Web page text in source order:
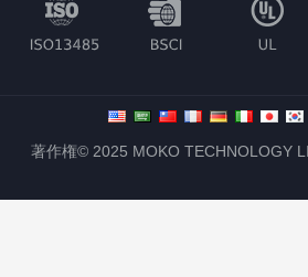
著作権© 2025 MOKO TECHNOLOGY